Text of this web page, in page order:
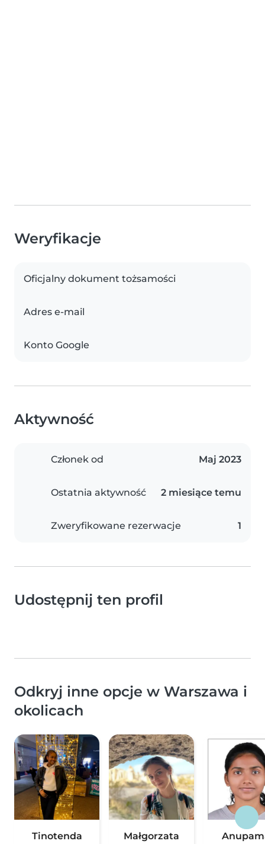
Weryfikacje
Oficjalny dokument tożsamości
Adres e-mail
Konto Google
Aktywność
Członek od Maj 2023
Ostatnia aktywność 2 miesiące temu
Zweryfikowane rezerwacje 1
Udostępnij ten profil
Odkryj inne opcje w Warszawa i
okolicach
Tinotenda
Małgorzata